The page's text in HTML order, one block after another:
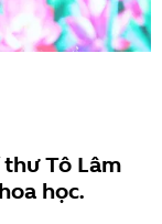
Tô Lâm
học.